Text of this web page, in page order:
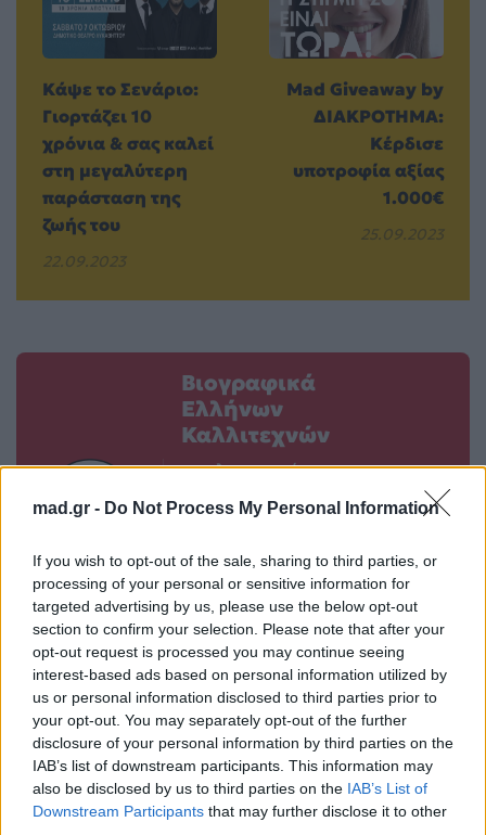
mad.gr - Do Not Process My Personal Information
If you wish to opt-out of the sale, sharing to third parties, or
processing of your personal or sensitive information for
targeted advertising by us, please use the below opt-out
section to confirm your selection. Please note that after your
opt-out request is processed you may continue seeing
interest-based ads based on personal information utilized by
us or personal information disclosed to third parties prior to
your opt-out. You may separately opt-out of the further
disclosure of your personal information by third parties on the
IAB’s list of downstream participants. This information may
also be disclosed by us to third parties on the IAB’s List of
Downstream Participants that may further disclose it to other
Κάψε το Σενάριο:
Γιορτάζει 10
χρόνια & σας καλεί
στη μεγαλύτερη
παράσταση της
ζωής του
22.09.2023
Mad Giveaway by
ΔΙΑΚΡΟΤΗΜΑ:
Κέρδισε
υποτροφία αξίας
1.000€
25.09.2023
Βιογραφικά
Ελλήνων
Καλλιτεχνών
με πληροφορίες για
δισκογραφία, πορεία
και σημαντικές στιγμές
τους στην ελληνική
μουσική σκηνή
Δες επίσης